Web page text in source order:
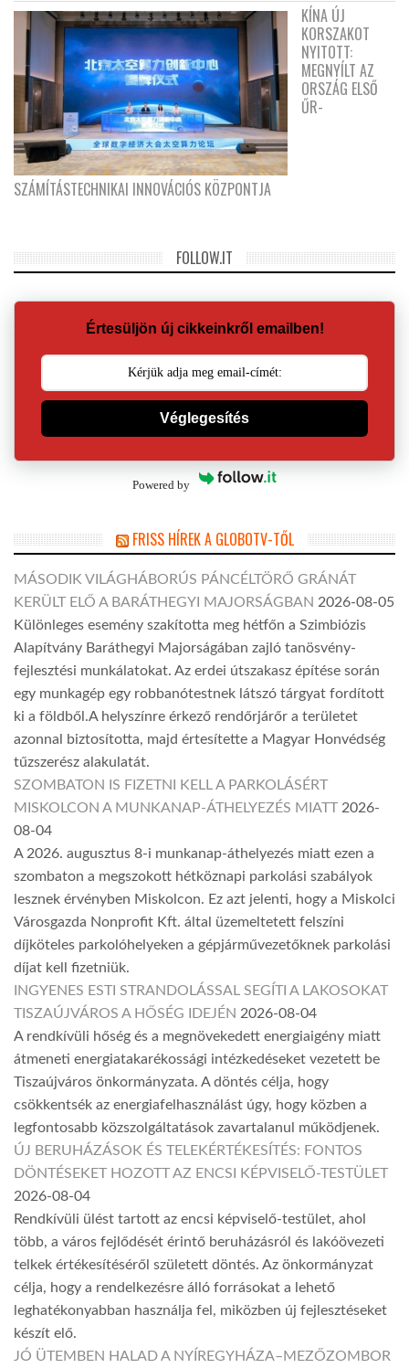
KÍNA ÚJ
KORSZAKOT
NYITOTT:
MEGNYÍLT AZ
ORSZÁG ELSŐ
ŰR-
SZÁMÍTÁSTECHNIKAI INNOVÁCIÓS KÖZPONTJA
FOLLOW.IT
Értesüljön új cikkeinkről emailben!
Véglegesítés
Powered by
FRISS HÍREK A GLOBOTV-TŐL
MÁSODIK VILÁGHÁBORÚS PÁNCÉLTÖRŐ GRÁNÁT
KERÜLT ELŐ A BARÁTHEGYI MAJORSÁGBAN 2026-08-05
Különleges esemény szakította meg hétfőn a Szimbiózis
Alapítvány Baráthegyi Majorságában zajló tanösvény-
fejlesztési munkálatokat. Az erdei útszakasz építése során
egy munkagép egy robbanótestnek látszó tárgyat fordított
ki a földből.A helyszínre érkező rendőrjárőr a területet
azonnal biztosította, majd értesítette a Magyar Honvédség
tűzszerész alakulatát.
SZOMBATON IS FIZETNI KELL A PARKOLÁSÉRT
MISKOLCON A MUNKANAP-ÁTHELYEZÉS MIATT 2026-
08-04
A 2026. augusztus 8-i munkanap-áthelyezés miatt ezen a
szombaton a megszokott hétköznapi parkolási szabályok
lesznek érvényben Miskolcon. Ez azt jelenti, hogy a Miskolci
Városgazda Nonprofit Kft. által üzemeltetett felszíni
díjköteles parkolóhelyeken a gépjárművezetőknek parkolási
díjat kell fizetniük.
INGYENES ESTI STRANDOLÁSSAL SEGÍTI A LAKOSOKAT
TISZAÚJVÁROS A HŐSÉG IDEJÉN 2026-08-04
A rendkívüli hőség és a megnövekedett energiaigény miatt
átmeneti energiatakarékossági intézkedéseket vezetett be
Tiszaújváros önkormányzata. A döntés célja, hogy
csökkentsék az energiafelhasználást úgy, hogy közben a
legfontosabb közszolgáltatások zavartalanul működjenek.
ÚJ BERUHÁZÁSOK ÉS TELEKÉRTÉKESÍTÉS: FONTOS
DÖNTÉSEKET HOZOTT AZ ENCSI KÉPVISELŐ-TESTÜLET
2026-08-04
Rendkívüli ülést tartott az encsi képviselő-testület, ahol
több, a város fejlődését érintő beruházásról és lakóövezeti
telkek értékesítéséről született döntés. Az önkormányzat
célja, hogy a rendelkezésre álló forrásokat a lehető
leghatékonyabban használja fel, miközben új fejlesztéseket
készít elő.
JÓ ÜTEMBEN HALAD A NYÍREGYHÁZA–MEZŐZOMBOR